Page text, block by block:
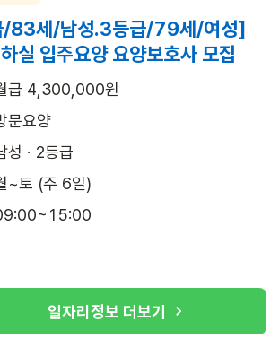
/83세/남성.3등급/79세/여성]
실 입주요양 요양보호사 모집
급 4,300,000원
문요양
성 · 2등급
~토 (주 6일)
일자리정보 더보기